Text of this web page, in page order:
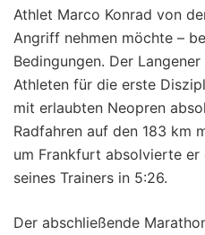
Athlet Marco Konrad von
Angriff nehmen möchte –
Bedingungen. Der
Athleten für die erste
mit erlaubten Neopren
Radfahren auf den 183 km
um Frankfurt absolvierte er
seines Trainers in 5:26.
Der abschließende